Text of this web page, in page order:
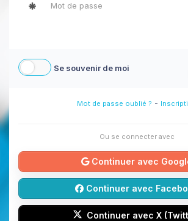
Se souvenir de moi
Mot de passe oublié ? -
Ou se connecter avec
Continuer avec
Continuer avec
Continuer avec X